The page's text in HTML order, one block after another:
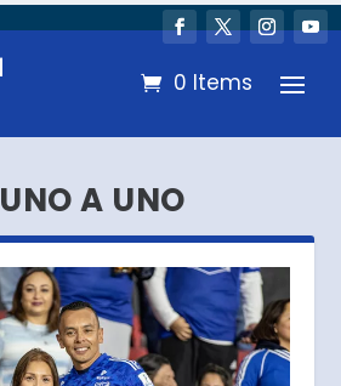
0 Items
UNO A UNO